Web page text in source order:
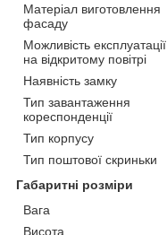
Матеріал виготовлення
фасаду
Можливість експлуатації
на відкритому повітрі
Наявність замку
Тип завантаження
кореспонденції
Тип корпусу
Тип поштової скриньки
Габаритні розміри
Вага
Висота